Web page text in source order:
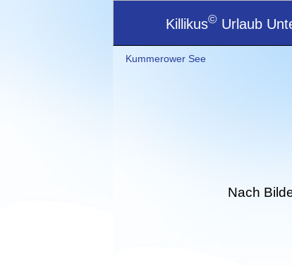
Killikus© Urlaub
Kummerower See
Nach